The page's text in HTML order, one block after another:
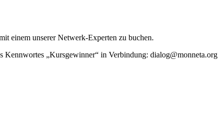
einem unserer Netwerk-Experten zu buchen.
Kennwortes „Kursgewinner“ in Verbindung: dialog@monneta.org